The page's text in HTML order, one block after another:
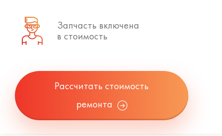
Запчасть включена
в стоимость
Рассчитать стоимость
ремонта